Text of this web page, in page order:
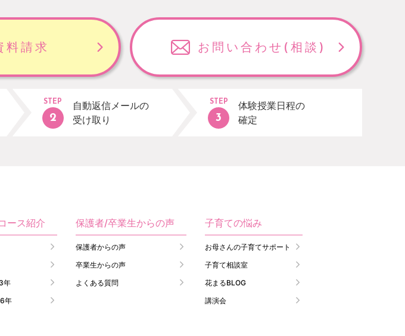
料請求 お問い合わせ (相談)
STEP
自動返信メールの
受け取り
STEP
体験授業日程の
確定
ース紹介
年
年
保護者/卒業生からの声
保護者からの声
卒業生からの声
よくある質問
子育ての悩み
お母さんの子育てサポート
子育て相談室
花まるBLOG
講演会